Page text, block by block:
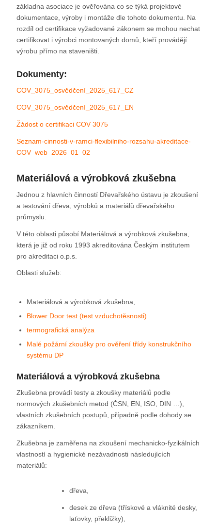
základna asociace je ověřována co se týká projektové
dokumentace, výroby i montáže dle tohoto dokumentu. Na
rozdíl od certifikace vyžadované zákonem se mohou nechat
certifikovat i výrobci montovaných domů, kteří provádějí
výrobu přímo na staveništi.
Dokumenty:
COV_3075_osvědčení_2025_617_CZ
COV_3075_osvědčení_2025_617_EN
Žádost o certifikaci COV 3075
Seznam-cinnosti-v-ramci-flexibilniho-rozsahu-akreditace-
COV_web_2026_01_02
Materiálová a výrobková zkušebna
Jednou z hlavních činností Dřevařského ústavu je zkoušení
a testování dřeva, výrobků a materiálů dřevařského
průmyslu.
V této oblasti působí Materiálová a výrobková zkušebna,
která je již od roku 1993 akreditována Českým institutem
pro akreditaci o.p.s.
Oblasti služeb:
Materiálová a výrobková zkušebna,
Blower Door test (test vzduchotěsnosti)
termografická analýza
Malé požární zkoušky pro ověření třídy konstrukčního
systému DP
Materiálová a výrobková zkušebna
Zkušebna provádí testy a zkoušky materiálů podle
normových zkušebních metod (ČSN, EN, ISO, DIN …),
vlastních zkušebních postupů, případně podle dohody se
zákazníkem.
Zkušebna je zaměřena na zkoušení mechanicko-fyzikálních
vlastností a hygienické nezávadnosti následujících
materiálů:
dřeva,
desek ze dřeva (třískové a vláknité desky,
laťovky, překližky),